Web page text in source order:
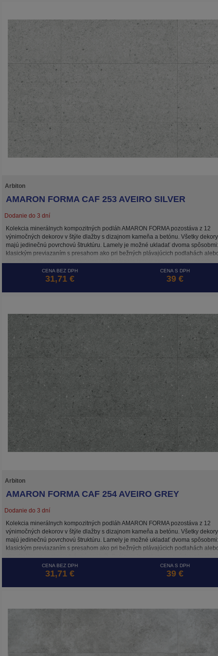
Arbiton
AMARON FORMA CAF 253 AVEIRO SILVER
Dodanie do 3 dní
Kolekcia minerálnych kompozitných podláh AMARON FORMA pozostáva z 12
výnimočných dekorov v štýle dlažby s dizajnom kameňa a betónu. Všetky dekory
majú jedinečnú povrchovú štruktúru. Lamely je možné ukladať dvoma spôsobmi:
klasickým previazaním s presahom ako pri bežných plávajúcich podlahách
ako dlažbu so spojmi vytvárajúcimi kríž. Spájanie lamiel zarovnaných v oboch
smeroch umožňuje systém 5G CROSS, ktorý zaisťuje stabilitu spojov takto
položenej plávajúcej podlahy. Podlaha AMARON FORMA je, rovnako ako
CENA BEZ DPH
31,71 €
CENA S DPH
39 €
Arbiton
AMARON FORMA CAF 254 AVEIRO GREY
Dodanie do 3 dní
Kolekcia minerálnych kompozitných podláh AMARON FORMA pozostáva z 12
výnimočných dekorov v štýle dlažby s dizajnom kameňa a betónu. Všetky dekory
majú jedinečnú povrchovú štruktúru. Lamely je možné ukladať dvoma spôsobmi:
klasickým previazaním s presahom ako pri bežných plávajúcich podlahách
smeroch umožňuje systém 5G CROSS, ktorý zaisťuje stabilitu spojov takto
položenej plávajúcej podlahy. Podlaha AMARON FORMA je, rovnako ako
HD Mineral Core a je ideálna na podlahové vykurovanie.
CENA BEZ DPH
31,71 €
CENA S DPH
39 €